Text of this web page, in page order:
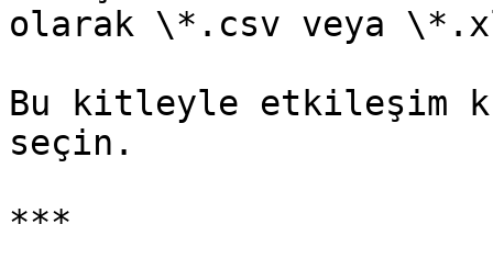
olarak \*.csv veya
Bu kitleyle etkileşim
seçin.
***